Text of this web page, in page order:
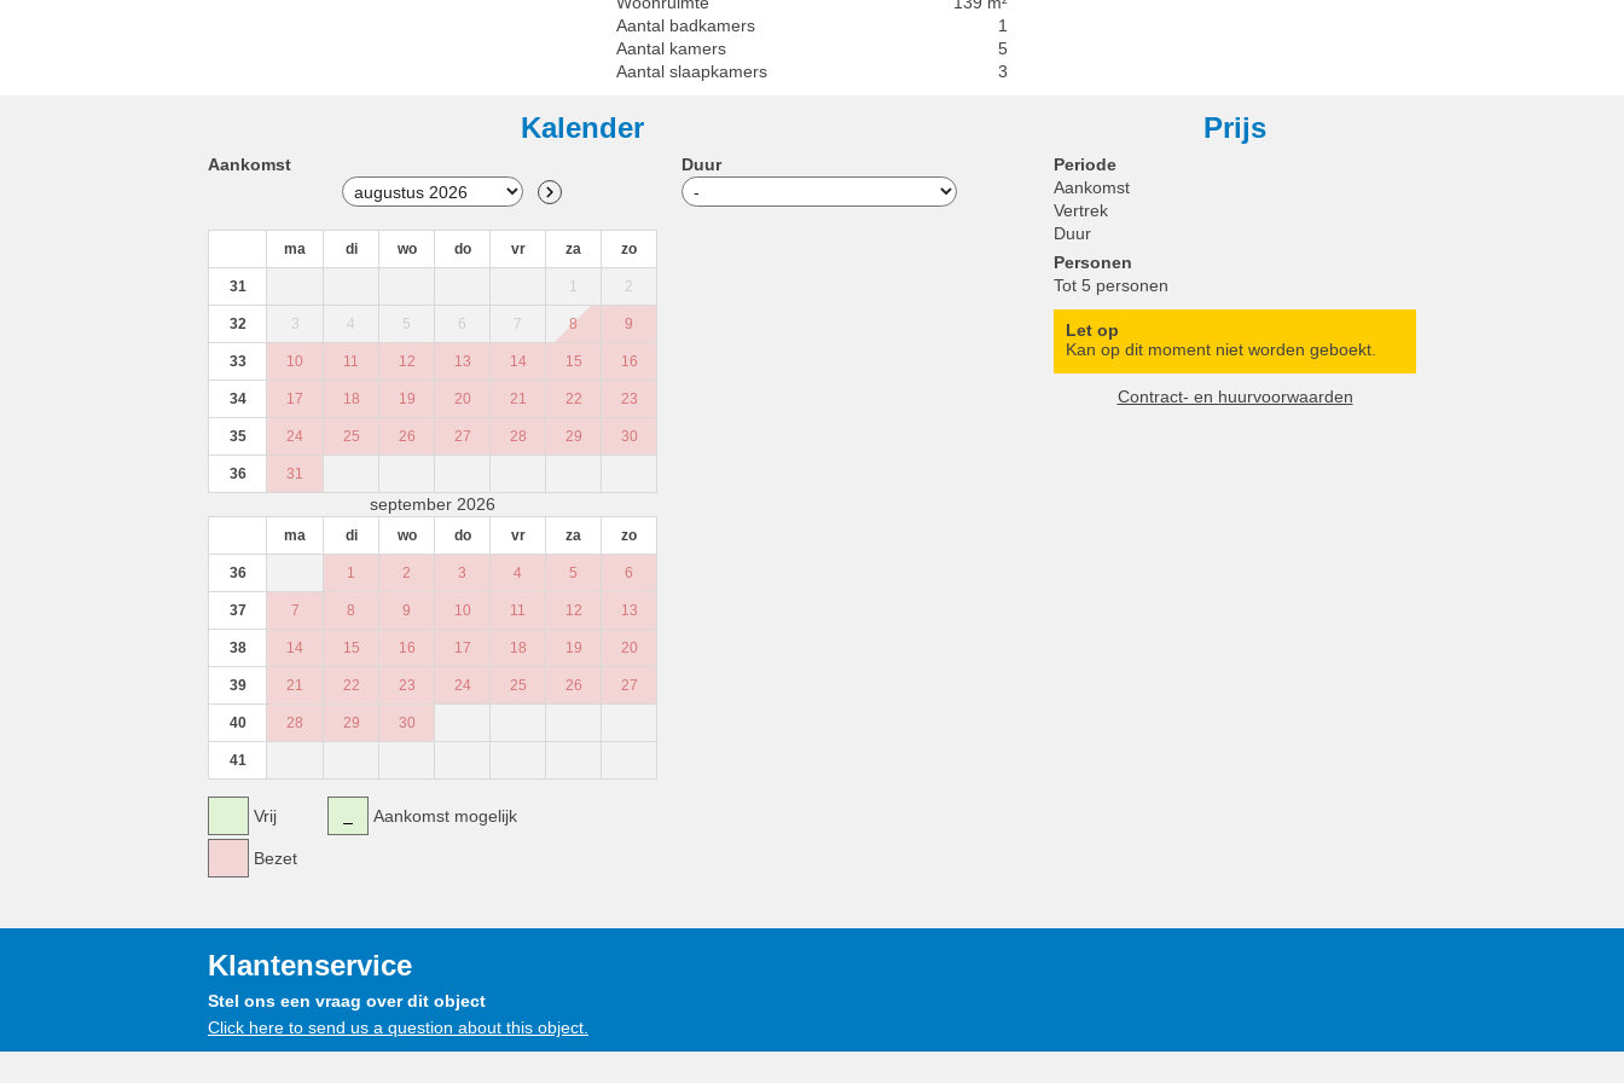
Aantal badkamers
1
Aantal kamers
5
Aantal slaapkamers
3
Kalender
Aankomst
ma di wo do vr za zo
31 1 2
32 3 4 5 6 7 8 9
33 10 11 12 13 14 15 16
34 17 18 19 20 21 22 23
35 24 25 26 27 28 29 30
36 31
september 2026
ma di wo do vr za zo
36 1 2 3 4 5 6
37 7 8 9 10 11 12 13
38 14 15 16 17 18 19 20
39 21 22 23 24 25 26 27
40 28 29 30
41
Vrij
Bezet
Aankomst mogelijk
Duur
Prijs
Periode
Aankomst
Vertrek
Duur
Personen
Tot 5 personen
Let op
Kan op dit moment niet worden geboekt.
Contract- en huurvoorwaarden
Klantenservice
Stel ons een vraag over dit object
Click here to send us a question about this object.